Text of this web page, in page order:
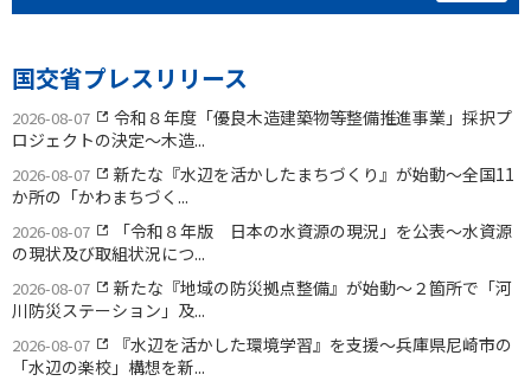
国交省プレスリリース
2026-08-07
令和８年度「優良木造建築物等整備推進事業」採択プ
ロジェクトの決定〜木造...
2026-08-07
新たな『水辺を活かしたまちづくり』が始動〜全国11
か所の「かわまちづく...
2026-08-07
「令和８年版 日本の水資源の現況」を公表〜水資源
の現状及び取組状況につ...
2026-08-07
新たな『地域の防災拠点整備』が始動〜２箇所で「河
川防災ステーション」及...
2026-08-07
『水辺を活かした環境学習』を支援〜兵庫県尼崎市の
「水辺の楽校」構想を新...